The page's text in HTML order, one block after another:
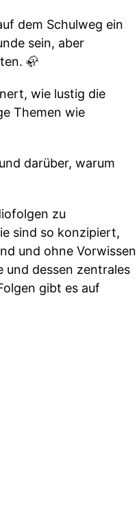
dem Schulweg ein
sein, aber
🦣
wie lustig die
Themen wie
darüber, warum
zu
sind so konzipiert,
und ohne Vorwissen
und dessen zentrales
gibt es auf